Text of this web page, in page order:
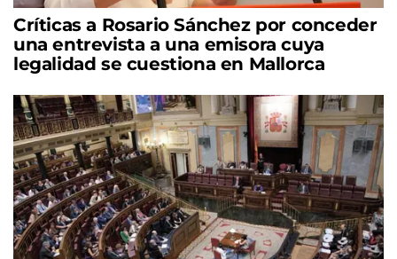
Críticas a Rosario Sánchez por conceder
una entrevista a una emisora cuya
legalidad se cuestiona en Mallorca